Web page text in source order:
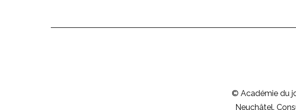
© Académie du
Neuchâtel.